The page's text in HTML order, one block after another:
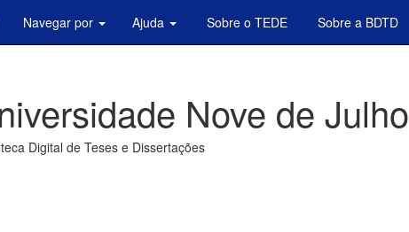
Navegar por Ajuda Sobre o TEDE Sobre a BDTD
Nove de Julho
Digital de Teses e Dissertações